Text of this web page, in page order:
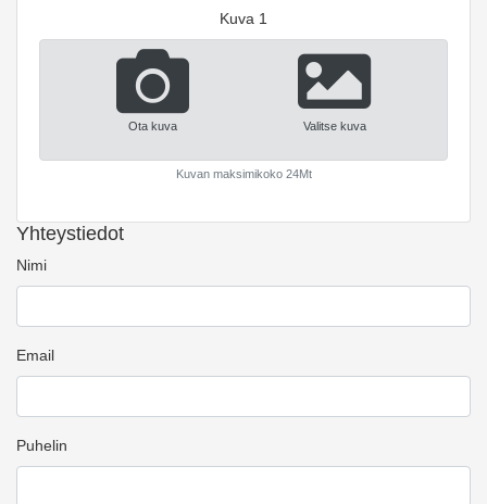
Kuva 1
Ota kuva Valitse kuva
Kuvan maksimikoko 24Mt
Yhteystiedot
Nimi
Email
Puhelin